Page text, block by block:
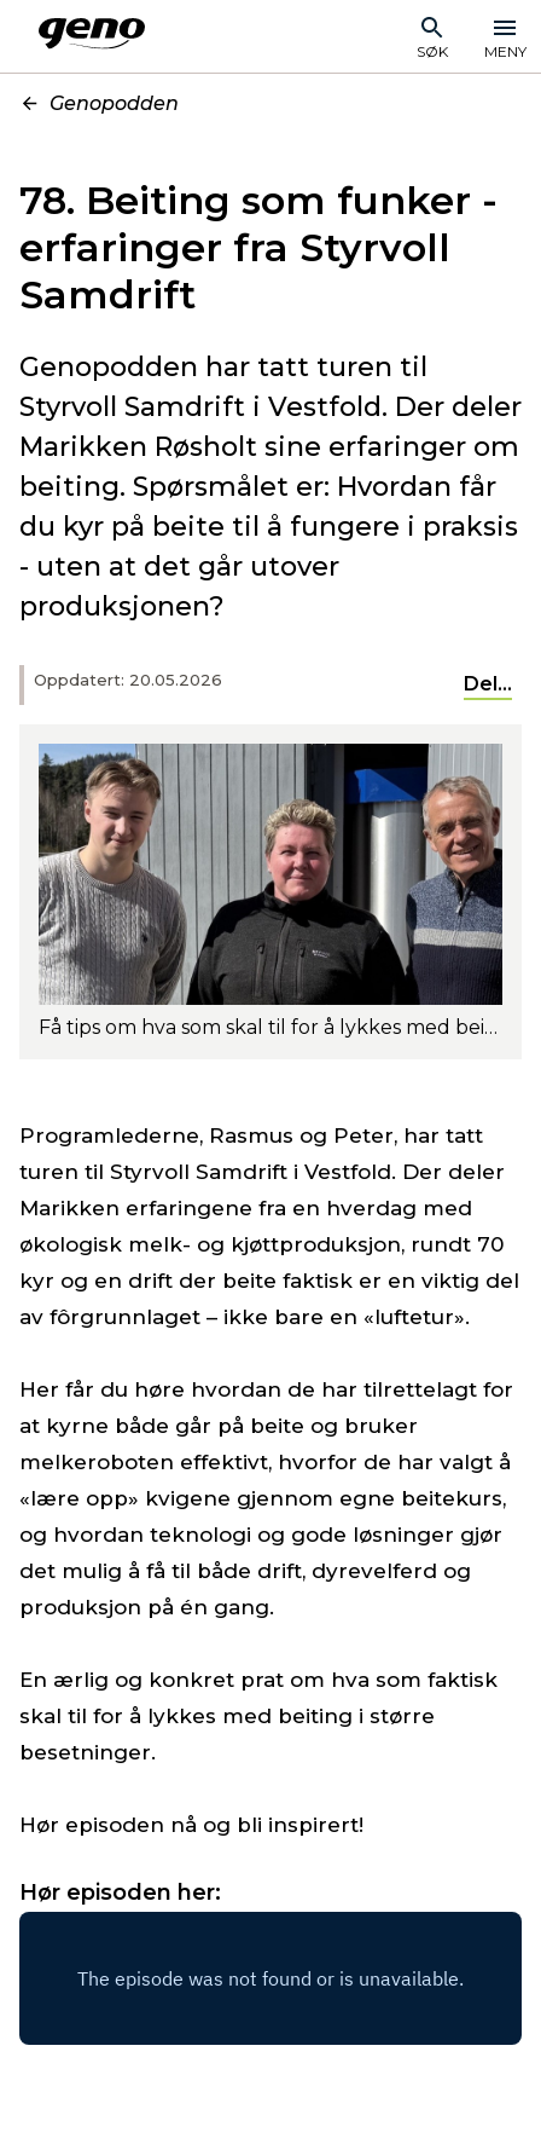
SØK MENY
Genopodden
78. Beiting som funker -
erfaringer fra Styrvoll
Samdrift
Oppdatert: 20.05.2026 Del...
Genopodden har tatt turen til
Styrvoll Samdrift i Vestfold. Der deler
Marikken Røsholt sine erfaringer om
beiting. Spørsmålet er: Hvordan får
du kyr på beite til å fungere i praksis
- uten at det går utover
produksjonen?
Få tips om hva som skal til for å lykkes med beiting i større besetninger. Fra venstre: Peter Reppen-Gjelseth, Marikken Røsholt og Rasmus Lang-Ree
Programlederne, Rasmus og Peter, har tatt
turen til Styrvoll Samdrift i Vestfold. Der deler
Marikken erfaringene fra en hverdag med
økologisk melk- og kjøttproduksjon, rundt 70
kyr og en drift der beite faktisk er en viktig del
av fôrgrunnlaget – ikke bare en «luftetur».
Her får du høre hvordan de har tilrettelagt for
at kyrne både går på beite og bruker
melkeroboten effektivt, hvorfor de har valgt å
«lære opp» kvigene gjennom egne beitekurs,
og hvordan teknologi og gode løsninger gjør
det mulig å få til både drift, dyrevelferd og
produksjon på én gang.
En ærlig og konkret prat om hva som faktisk
skal til for å lykkes med beiting i større
besetninger.
Hør episoden nå og bli inspirert!
Hør episoden her: